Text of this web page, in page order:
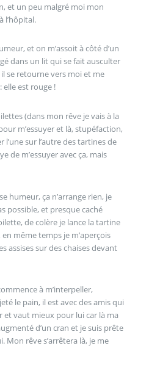
et un peu malgré moi mon
l’hôpital.
et on m’assoit à côté d’un
dans un lit qui se fait ausculter
se retourne vers moi et me
est rouge !
m’essuyer et là, stupéfaction,
l’une sur l’autre des tartines de
de m’essuyer avec ça, mais
humeur, ça n’arrange rien, je
possible, et presque caché
de colère je lance la tartine
même temps je m’aperçois
assises sur des chaises devant
à m’interpeller,
le pain, il est avec des amis qui
et vaut mieux pour lui car là ma
d’un cran et je suis prête
Mon rêve s’arrêtera là, je me